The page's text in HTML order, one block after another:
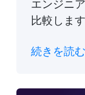
エンジニ
比較します
続きを読